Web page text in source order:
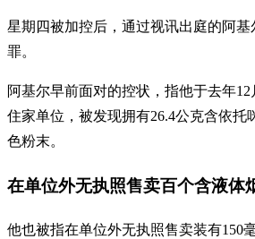
星期四被加控后，通过视讯出庭的阿基
罪。
阿基尔早前面对的控状，指他于去年
住家单位，被发现拥有26.4公克含依托
色粉末。
在单位外无执照售卖百个含液体
他也被指在单位外无执照售卖装有150